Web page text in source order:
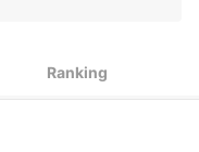
kulit Anda; gel
Ranking